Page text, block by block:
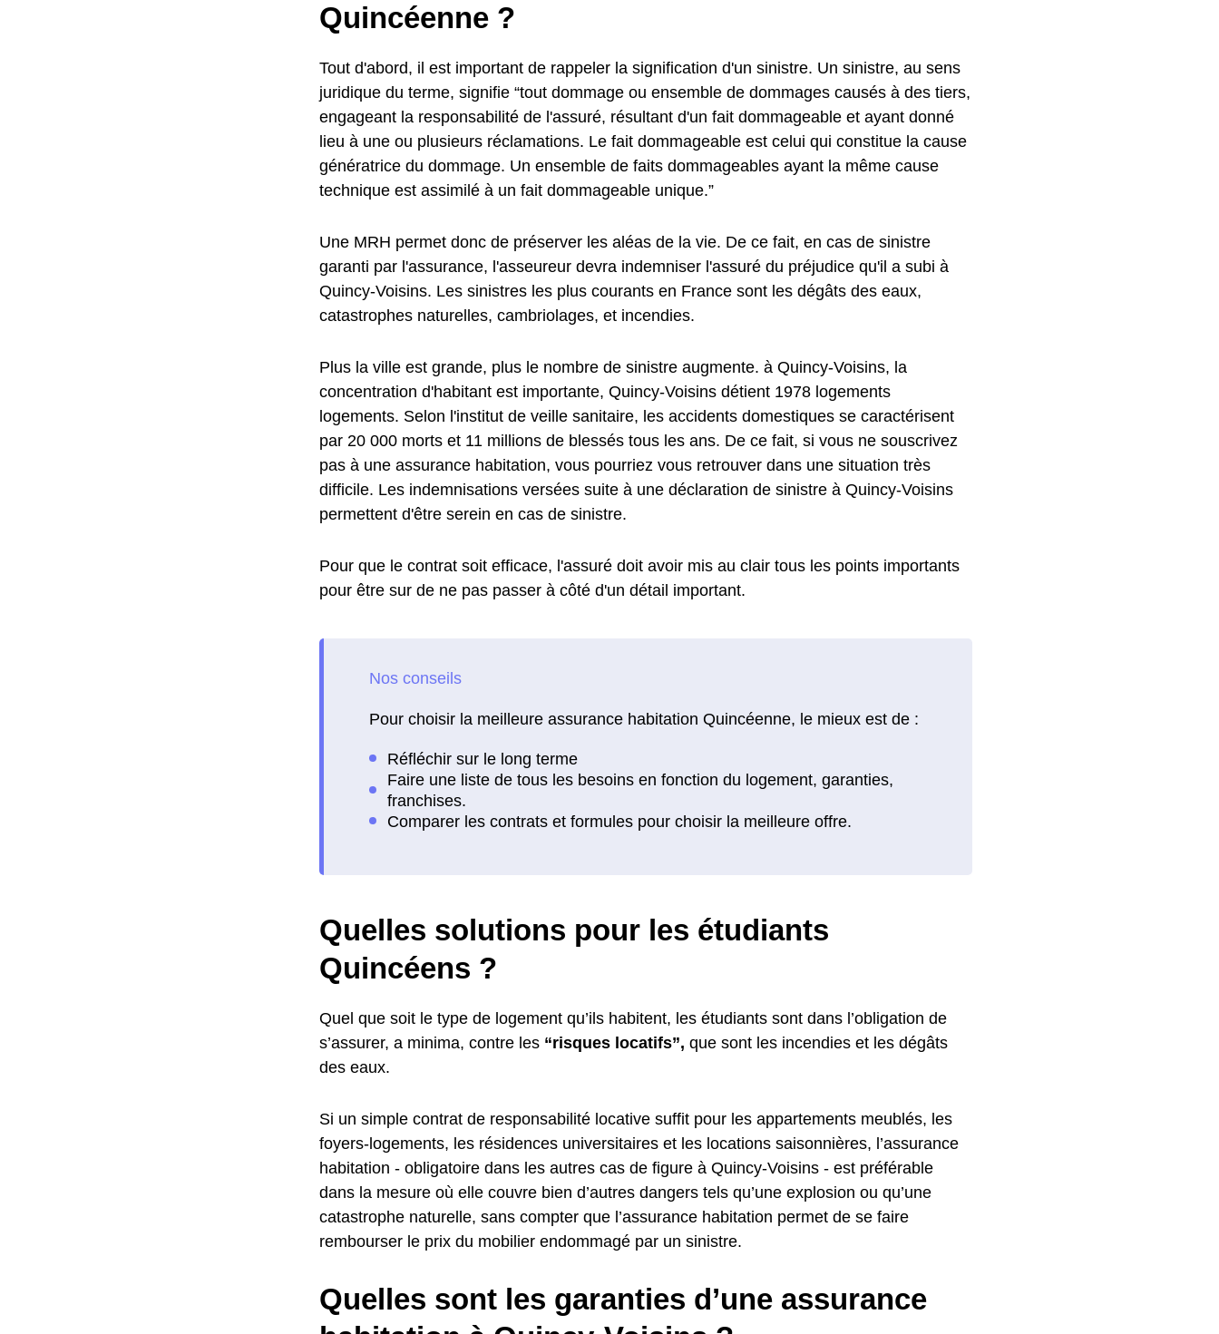
Quincéenne ?
Tout d'abord, il est important de rappeler la signification d'un sinistre. Un sinistre, au sens
juridique du terme, signifie “tout dommage ou ensemble de dommages causés à des tiers,
engageant la responsabilité de l'assuré, résultant d'un fait dommageable et ayant donné
lieu à une ou plusieurs réclamations. Le fait dommageable est celui qui constitue la cause
génératrice du dommage. Un ensemble de faits dommageables ayant la même cause
technique est assimilé à un fait dommageable unique.”
Une MRH permet donc de préserver les aléas de la vie. De ce fait, en cas de sinistre
garanti par l'assurance, l'asseureur devra indemniser l'assuré du préjudice qu'il a subi à
Quincy-Voisins. Les sinistres les plus courants en France sont les dégâts des eaux,
catastrophes naturelles, cambriolages, et incendies.
Plus la ville est grande, plus le nombre de sinistre augmente. à Quincy-Voisins, la
concentration d'habitant est importante, Quincy-Voisins détient 1978 logements
logements. Selon l'institut de veille sanitaire, les accidents domestiques se caractérisent
par 20 000 morts et 11 millions de blessés tous les ans. De ce fait, si vous ne souscrivez
pas à une assurance habitation, vous pourriez vous retrouver dans une situation très
difficile. Les indemnisations versées suite à une déclaration de sinistre à Quincy-Voisins
permettent d'être serein en cas de sinistre.
Pour que le contrat soit efficace, l'assuré doit avoir mis au clair tous les points importants
pour être sur de ne pas passer à côté d'un détail important.
Pour choisir la meilleure assurance habitation Quincéenne, le mieux est de :
Quelles solutions pour les étudiants
Quincéens ?
Quel que soit le type de logement qu’ils habitent, les étudiants sont dans l’obligation de
s’assurer, a minima, contre les “risques locatifs”, que sont les incendies et les dégâts
des eaux.
Si un simple contrat de responsabilité locative suffit pour les appartements meublés, les
foyers-logements, les résidences universitaires et les locations saisonnières, l’assurance
habitation - obligatoire dans les autres cas de figure à Quincy-Voisins - est préférable
dans la mesure où elle couvre bien d’autres dangers tels qu’une explosion ou qu’une
catastrophe naturelle, sans compter que l’assurance habitation permet de se faire
rembourser le prix du mobilier endommagé par un sinistre.
Quelles sont les garanties d’une assurance